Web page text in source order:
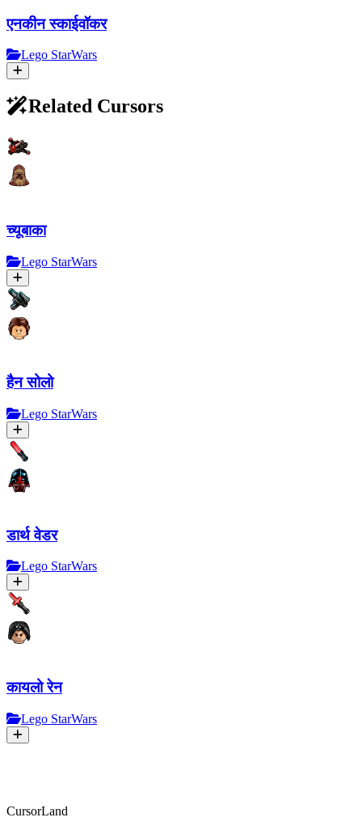
एनकीन स्काईवॉकर
Lego StarWars
Related Cursors
च्यूबाका
Lego StarWars
हैन सोलो
Lego StarWars
डार्थ वेडर
Lego StarWars
कायलो रेन
Lego StarWars
CursorLand